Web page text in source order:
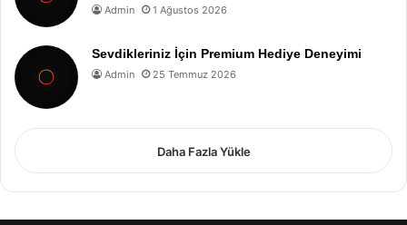
Admin 1 Ağustos 2026
Sevdikleriniz İçin Premium Hediye Deneyimi
Admin 25 Temmuz 2026
Daha Fazla Yükle